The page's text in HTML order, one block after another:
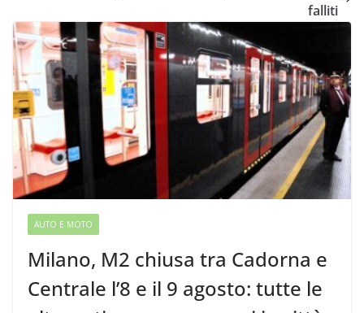
falliti
AUTO E MOTO
Milano, M2 chiusa tra Cadorna e
Centrale l’8 e il 9 agosto: tutte le